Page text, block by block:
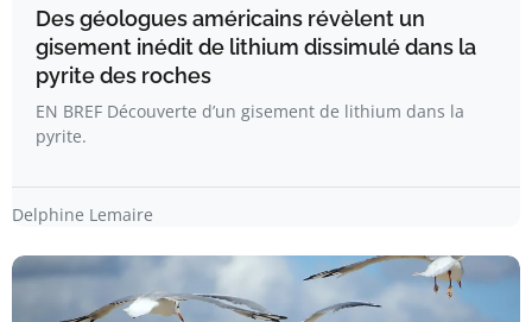
Des géologues américains révèlent un
gisement inédit de lithium dissimulé dans la
pyrite des roches
EN BREF Découverte d’un gisement de lithium dans la
pyrite.
Delphine Lemaire